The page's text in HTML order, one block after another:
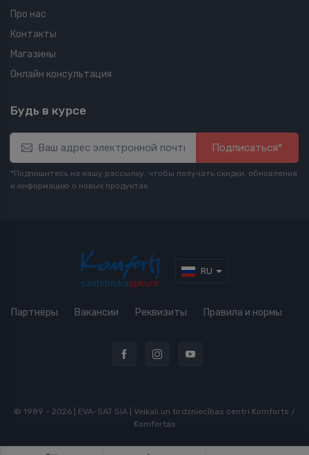
Про нас
Контакты
Магазины
Онлайн консультация
Будь в курсе
Подписаться*
*Подпишитесь на нашу рассылку, чтобы получать скидки, обновления
и информацию о новых продуктах
RU
Партнёры Вакансии Реквизиты Правила и нормы
© 1989 - 2026 | EVA-SAT SIA | Veikali un tirdzniecības centri Komforts /
Komfortas